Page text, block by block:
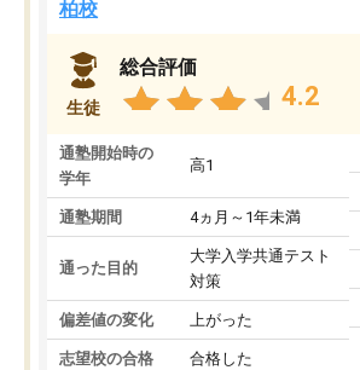
柏校
生徒
総合評価
4.2
通塾開始時の
学年
高1
通塾期間 4ヵ月～1年未満
通った目的
大学入学共通テスト
対策
偏差値の変化 上がった
志望校の合格 合格した